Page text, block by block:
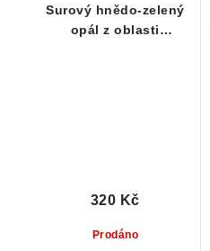
Surový hnědo-zelený
opál z oblasti
Prodáno
320 Kč